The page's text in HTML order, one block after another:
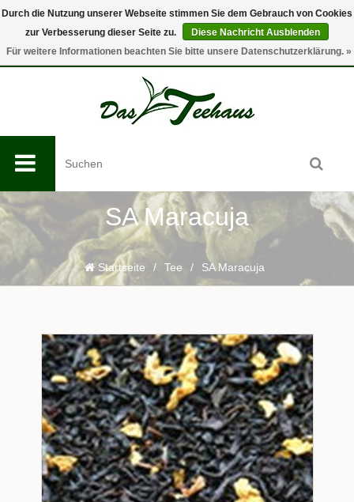
0
SA Maracuja
Startseite / Tee / SA Maracuja
Durch die Nutzung unserer Webseite stimmen Sie dem Gebrauch von Cookies
zur Verbesserung dieser Seite zu.
Diese Nachricht Ausblenden
Für weitere Informationen beachten Sie bitte unsere Datenschutzerklärung. »